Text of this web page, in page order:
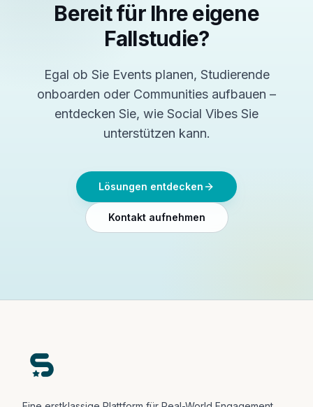
Bereit für Ihre eigene
Fallstudie?
Egal ob Sie Events planen, Studierende
onboarden oder Communities aufbauen –
entdecken Sie, wie Social Vibes Sie
unterstützen kann.
Lösungen entdecken
Kontakt aufnehmen